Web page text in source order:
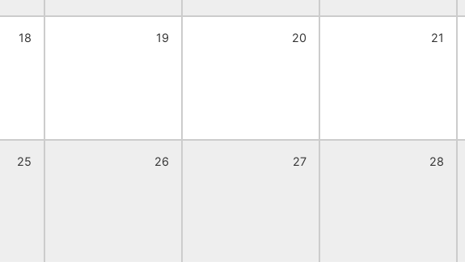
18 19 20 21
25 26 27 28